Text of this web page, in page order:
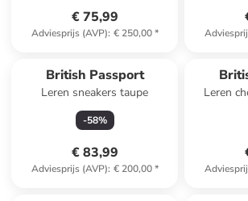
€ 75,99
Adviesprijs (AVP): € 250,00*
British Passport
Leren sneakers taupe
-58%
€ 83,99
Adviesprijs (AVP): € 200,00*
Leren